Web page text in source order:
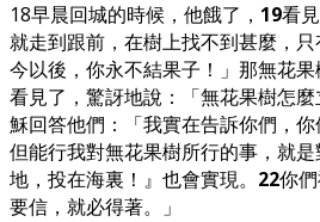
18早晨回城的時候，他餓了， 19看
就走到跟前，在樹上找不到甚麼，
今以後，你永不結果子！」那無花果
看見了，驚訝地說：「無花果樹怎麼
穌回答他們：「我實在告訴你們，
但能行我對無花果樹所行的事，就
地，投在海裏！』也會實現。 22你
要信，就必得著。」